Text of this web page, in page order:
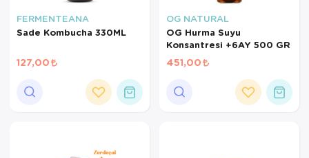
FERMENTEANA
Sade Kombucha 330ML
127,00
OG NATURAL
OG Hurma Suyu
Konsantresi +6AY 500 GR
451,00